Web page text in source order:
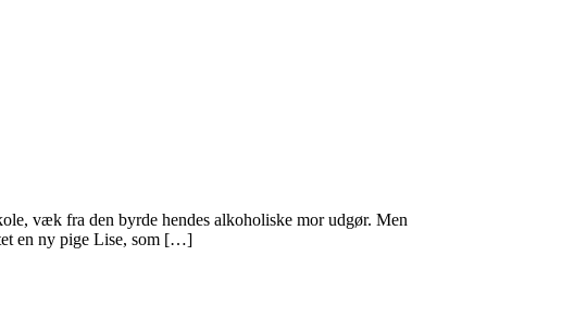
væk fra den byrde hendes alkoholiske mor udgør. Men
en ny pige Lise, som […]